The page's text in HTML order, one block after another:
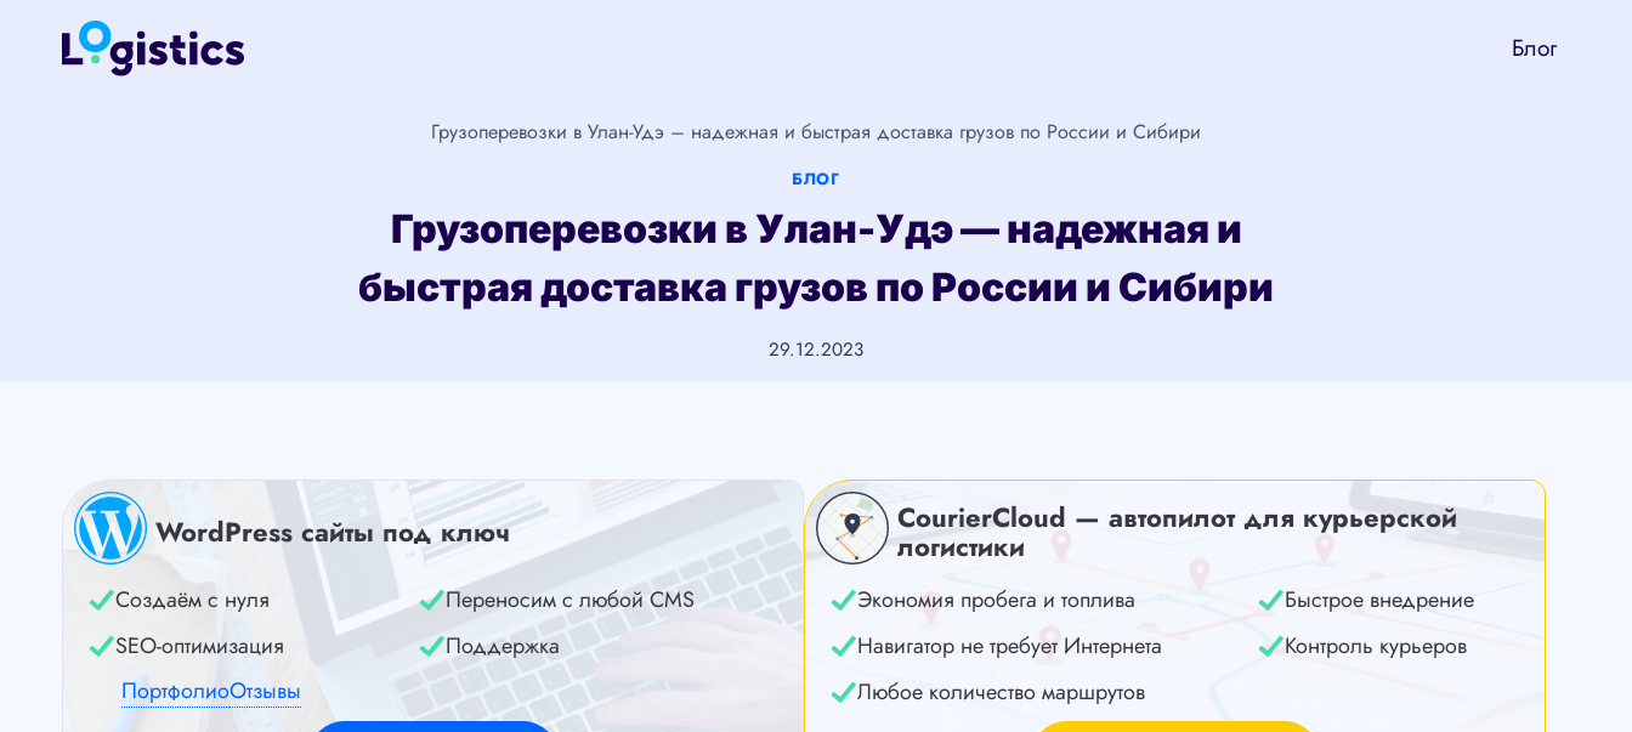
Перейти
Блог
Грузоперевозки в Улан-Удэ – надежная и быстрая доставка грузов по России и Сибири
БЛОГ
Грузоперевозки в Улан-Удэ — надежная и
быстрая доставка грузов по России и Сибири
29.12.2023
WordPress сайты под ключ
Создаём с нуля
Переносим с любой CMS
SEO-оптимизация
Поддержка
ПортфолиоОтзывы
CourierCloud — автопилот для курьерской
логистики
Экономия пробега и топлива
Быстрое внедрение
Навигатор не требует Интернета
Контроль курьеров
Любое количество маршрутов